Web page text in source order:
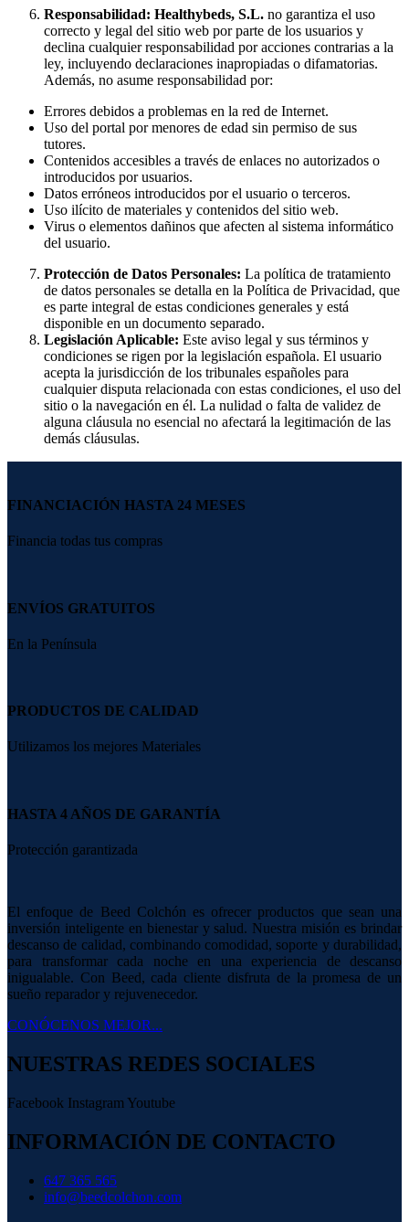
Responsabilidad: Healthybeds, S.L. no garantiza el uso
correcto y legal del sitio web por parte de los usuarios y
declina cualquier responsabilidad por acciones contrarias a la
ley, incluyendo declaraciones inapropiadas o difamatorias.
Además, no asume responsabilidad por:
Errores debidos a problemas en la red de Internet.
Uso del portal por menores de edad sin permiso de sus
tutores.
Contenidos accesibles a través de enlaces no autorizados o
introducidos por usuarios.
Datos erróneos introducidos por el usuario o terceros.
Uso ilícito de materiales y contenidos del sitio web.
Virus o elementos dañinos que afecten al sistema informático
del usuario.
Protección de Datos Personales: La política de tratamiento
de datos personales se detalla en la Política de Privacidad, que
es parte integral de estas condiciones generales y está
disponible en un documento separado.
Legislación Aplicable: Este aviso legal y sus términos y
condiciones se rigen por la legislación española. El usuario
acepta la jurisdicción de los tribunales españoles para
cualquier disputa relacionada con estas condiciones, el uso del
sitio o la navegación en él. La nulidad o falta de validez de
alguna cláusula no esencial no afectará la legitimación de las
demás cláusulas.
FINANCIACIÓN HASTA 24 MESES
Financia todas tus compras
ENVÍOS GRATUITOS
En la Península
PRODUCTOS DE CALIDAD
Utilizamos los mejores Materiales
HASTA 4 AÑOS DE GARANTÍA
Protección garantizada
El enfoque de Beed Colchón es ofrecer productos que sean una
inversión inteligente en bienestar y salud. Nuestra misión es brindar
descanso de calidad, combinando comodidad, soporte y durabilidad,
para transformar cada noche en una experiencia de descanso
inigualable. Con Beed, cada cliente disfruta de la promesa de un
sueño reparador y rejuvenecedor.
CONÓCENOS MEJOR...
NUESTRAS REDES SOCIALES
Facebook Instagram Youtube
INFORMACIÓN DE CONTACTO
647 365 565
info@beedcolchon.com